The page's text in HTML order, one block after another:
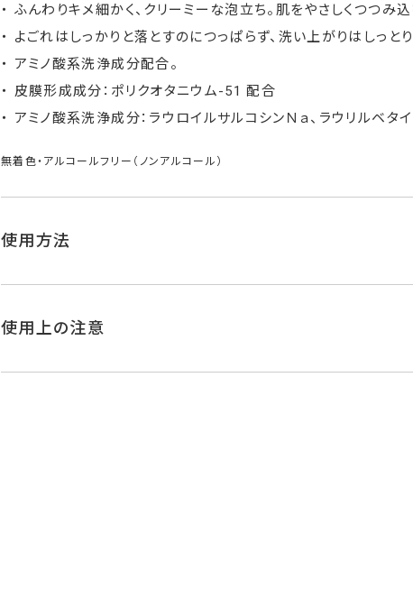
ふんわりキメ細かく、クリーミーな泡立ち。肌をやさしくつつみ
よごれはしっかりと落とすのにつっぱらず、洗い上がりはしっとり
アミノ酸系洗浄成分配合。
皮膜形成成分：ポリクオタニウム-51 配合
アミノ酸系洗浄成分：ラウロイルサルコシンＮａ、ラウリルベタ
無着色・アルコールフリー（ノンアルコール）
使用方法
使用上の注意